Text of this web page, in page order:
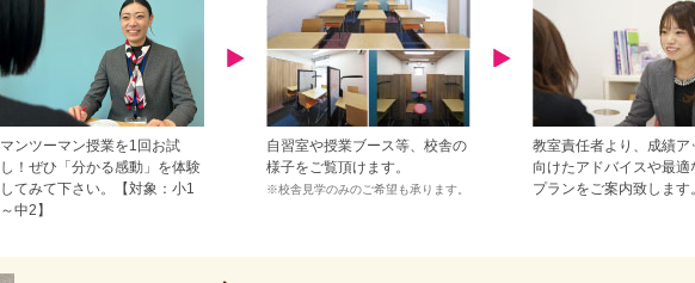
マンツーマン授業を1回お試
し！ぜひ「分かる感動」を体験
してみて下さい。【対象：小1
～中2】
自習室や授業ブース等、校舎の
様子をご覧頂けます。
※校舎見学のみのご希望も承ります。
教室責任者より、成績ア
向けたアドバイスや最適
プランをご案内致します